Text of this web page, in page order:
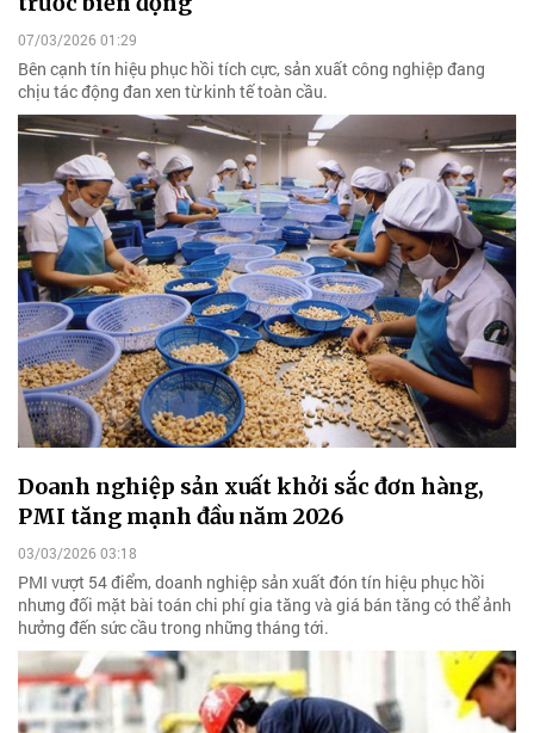
07/03/2026 01:29
Bên cạnh tín hiệu phục hồi tích cực, sản xuất công nghiệp đang
chịu tác động đan xen từ kinh tế toàn cầu.
Doanh nghiệp sản xuất khởi sắc đơn hàng,
PMI tăng mạnh đầu năm 2026
03/03/2026 03:18
PMI vượt 54 điểm, doanh nghiệp sản xuất đón tín hiệu phục hồi
nhưng đối mặt bài toán chi phí gia tăng và giá bán tăng có thể ảnh
hưởng đến sức cầu trong những tháng tới.